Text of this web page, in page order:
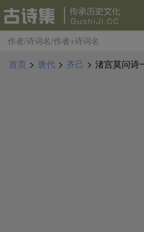
首页 > 唐代 > 齐己 > 渚宫莫问诗